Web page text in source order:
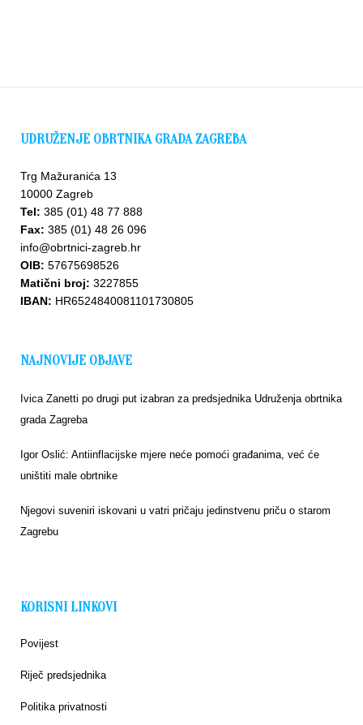
UDRUŽENJE OBRTNIKA GRADA ZAGREBA
Trg Mažuranića 13
10000 Zagreb
Tel: 385 (01) 48 77 888
Fax: 385 (01) 48 26 096
info@obrtnici-zagreb.hr
OIB: 57675698526
Matični broj: 3227855
IBAN: HR6524840081101730805
NAJNOVIJE OBJAVE
Ivica Zanetti po drugi put izabran za predsjednika Udruženja obrtnika
grada Zagreba
Igor Oslić: Antiinflacijske mjere neće pomoći građanima, već će
uništiti male obrtnike
Njegovi suveniri iskovani u vatri pričaju jedinstvenu priču o starom
Zagrebu
KORISNI LINKOVI
Povijest
Riječ predsjednika
Politika privatnosti